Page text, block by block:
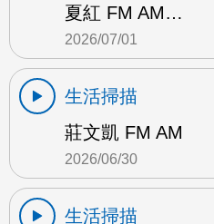
夏紅 FM AM…
2026/07/01
生活掃描
莊文凱 FM AM
2026/06/30
生活掃描